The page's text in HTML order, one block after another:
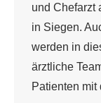
und Chefarzt
in Siegen.
werden in
ärztliche
Patienten